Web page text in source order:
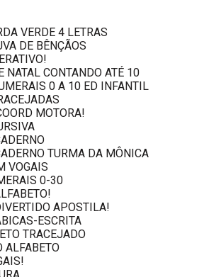
VERDE 4 LETRAS
DE BÊNÇÃOS
NATAL CONTANDO ATÉ 10
0 A 10 ED INFANTIL
MOTORA!
TURMA DA MÔNICA
VOGAIS
0-30
APOSTILA!
ESCRITA
TRACEJADO
ALFABETO